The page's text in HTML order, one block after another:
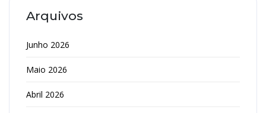
Arquivos
Junho 2026
Maio 2026
Abril 2026